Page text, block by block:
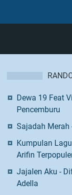
Dewa 19 Feat
Pencemburu
Sajadah Merah
Kumpulan
Arifin
Jajalen Aku -
Adella